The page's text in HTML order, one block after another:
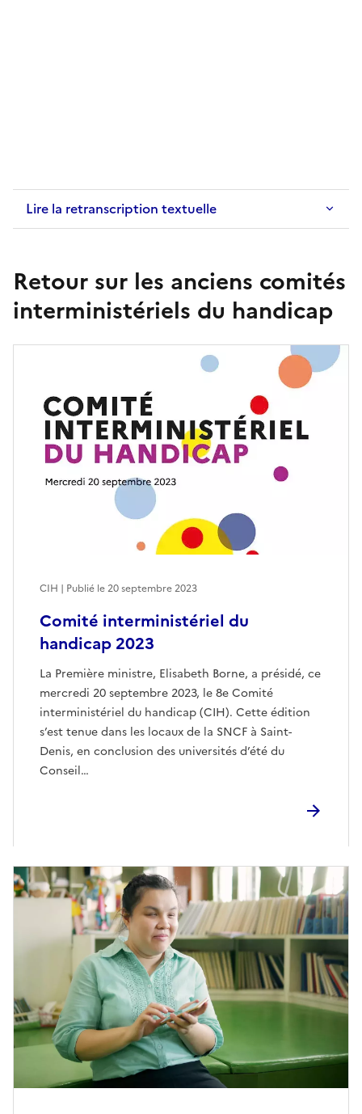
Lire la retranscription textuelle
Retour sur les anciens comités
interministériels du handicap
Comité interministériel du
handicap 2023
La Première ministre, Elisabeth Borne, a présidé, ce
mercredi 20 septembre 2023, le 8e Comité
interministériel du handicap (CIH). Cette édition
s’est tenue dans les locaux de la SNCF à Saint-
Denis, en conclusion des universités d’été du
Conseil…
CIH | Publié le20 septembre 2023